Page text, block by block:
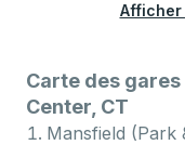
Afficher
Carte des
Center, CT
Mansfield (Park